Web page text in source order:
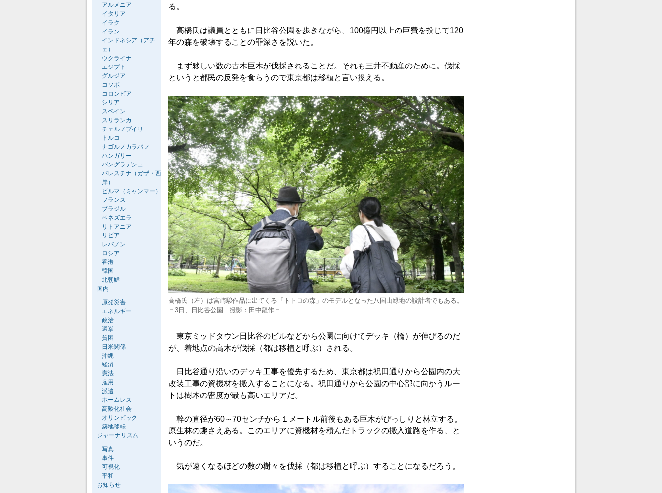
る。
高橋氏は議員とともに日比谷公園を歩きながら、100億円以上の巨費を投じて120
年の森を破壊することの罪深さを説いた。
まず夥しい数の古木巨木が伐採されることだ。それも三井不動産のために。伐採
というと都民の反発を食らうので東京都は移植と言い換える。
高橋氏（左）は宮崎駿作品に出てくる「トトロの森」のモデルとなった八国山緑地の設計者でもある。
＝3日、日比谷公園 撮影：田中龍作＝
東京ミッドタウン日比谷のビルなどから公園に向けてデッキ（橋）が伸びるのだ
が、着地点の高木が伐採（都は移植と呼ぶ）される。
日比谷通り沿いのデッキ工事を優先するため、東京都は祝田通りから公園内の大
改装工事の資機材を搬入することになる。祝田通りから公園の中心部に向かうルー
トは樹木の密度が最も高いエリアだ。
幹の直径が60～70センチから１メートル前後もある巨木がびっしりと林立する。
原生林の趣さえある。このエリアに資機材を積んだトラックの搬入道路を作る、と
いうのだ。
気が遠くなるほどの数の樹々を伐採（都は移植と呼ぶ）することになるだろう。
アルメニア
イタリア
イラク
イラン
インドネシア（アチ
ェ）
ウクライナ
エジプト
グルジア
コソボ
コロンビア
シリア
スペイン
スリランカ
チェルノブイリ
トルコ
ナゴルノカラバフ
ハンガリー
バングラデシュ
パレスチナ（ガザ・西
岸）
ビルマ（ミャンマー）
フランス
ブラジル
ベネズエラ
リトアニア
リビア
レバノン
ロシア
香港
韓国
北朝鮮
国内
原発災害
エネルギー
政治
選挙
貧困
日米関係
沖縄
経済
憲法
雇用
派遣
ホームレス
高齢化社会
オリンピック
築地移転
ジャーナリズム
写真
事件
可視化
平和
お知らせ